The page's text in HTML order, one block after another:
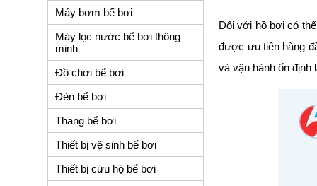
Đối với hồ bơi có
được ưu tiên hàng
và vận hành ổn định
Máy bơm bể bơi
Máy lọc nước bể bơi thông
minh
Đồ chơi bể bơi
Đèn bể bơi
Thang bể bơi
Thiết bị vệ sinh bể bơi
Thiết bị cứu hộ bể bơi